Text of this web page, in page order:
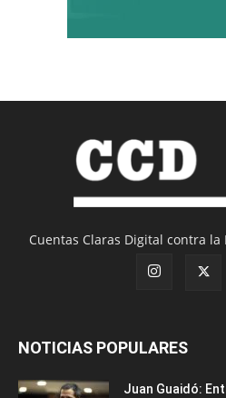
Cuentas Claras Digital contra
NOTICIAS POPULARES
Juan Guaidó: